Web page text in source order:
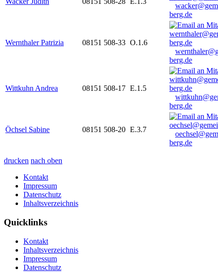
berg.de
Wernthaler Patrizia 08151 508-33 O.1.6
berg.de
Wittkuhn Andrea 08151 508-17 E.1.5
berg.de
Öchsel Sabine 08151 508-20 E.3.7
berg.de
drucken nach oben
Kontakt
Impressum
Datenschutz
Inhaltsverzeichnis
Quicklinks
Kontakt
Inhaltsverzeichnis
Impressum
Datenschutz